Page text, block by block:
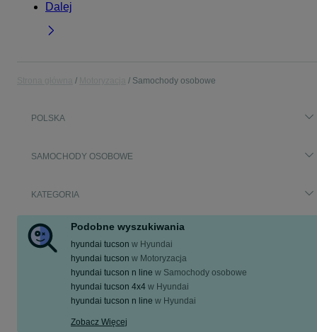
Dalej
Samochody osobowe
POLSKA
SAMOCHODY OSOBOWE
KATEGORIA
Podobne wyszukiwania
hyundai tucson w Hyundai
hyundai tucson w Motoryzacja
hyundai tucson n line w Samochody osobowe
hyundai tucson 4x4 w Hyundai
hyundai tucson n line w Hyundai
Zobacz Więcej